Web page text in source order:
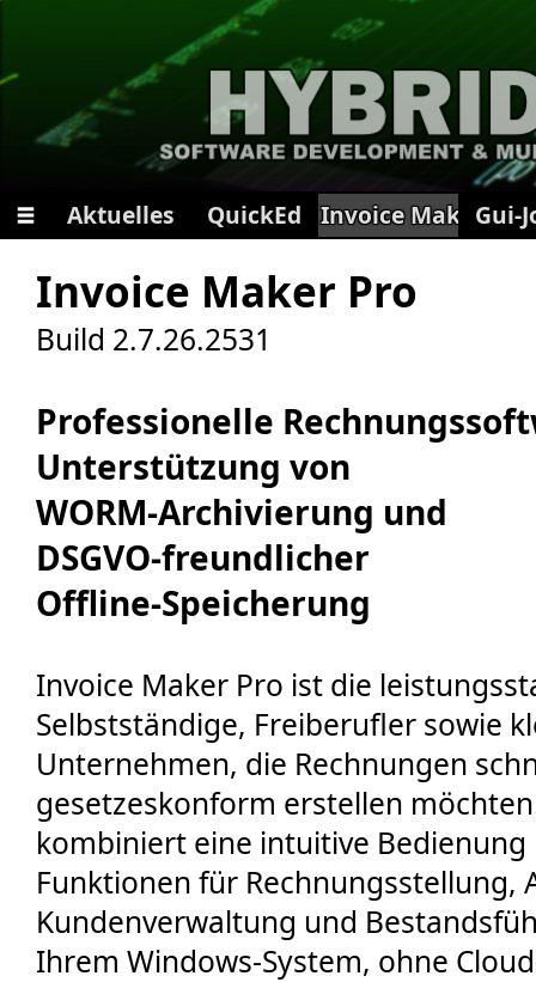
Aktuelles QuickEd Invoice MakerGui-
🔑 Passwort vergessen?
🍪 Alle Cookies löschen
🎤 Seite vorlesen
🔧 App-Installation
🌍 Diese Seite teilen
🌙 Dunkler Modus
🔙 Zurück
Invoice Maker Pro
Build 2.7.26.2531
Professionelle
Unterstützung von
WORM‑Archivierung und
DSGVO‑freundlicher
Offline‑Speicherung
Invoice Maker Pro ist die
Selbstständige, Freiberufler sowie
Unternehmen, die Rechnungen
gesetzeskonform erstellen
kombiniert eine intuitive
Funktionen für Rechnungsstellung,
Kundenverwaltung und
Ihrem Windows‑System, ohne